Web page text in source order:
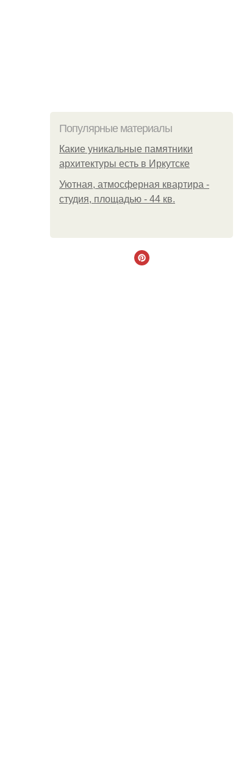
Популярные материалы
Какие уникальные памятники
архитектуры есть в Иркутске
Уютная, атмосферная квартира -
студия, площадью - 44 кв.